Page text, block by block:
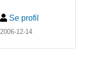
Se profil
2006-12-14